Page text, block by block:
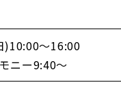
)10:00〜16:00
ニー9:40～